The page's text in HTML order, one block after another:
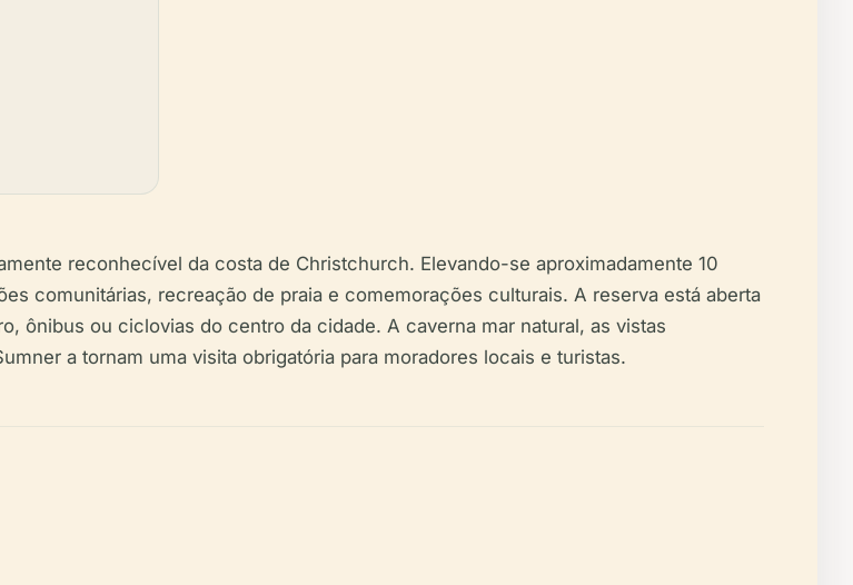
reconhecível da costa de Christchurch. Elevando-se aproximadamente 10
comunitárias, recreação de praia e comemorações culturais. A reserva está aberta
ônibus ou ciclovias do centro da cidade. A caverna mar natural, as vistas
a tornam uma visita obrigatória para moradores locais e turistas.